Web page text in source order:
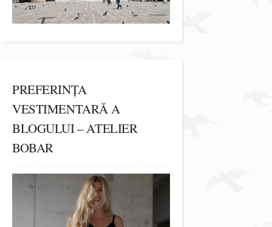
PREFERINȚA
VESTIMENTARĂ A
BLOGULUI – ATELIER
BOBAR